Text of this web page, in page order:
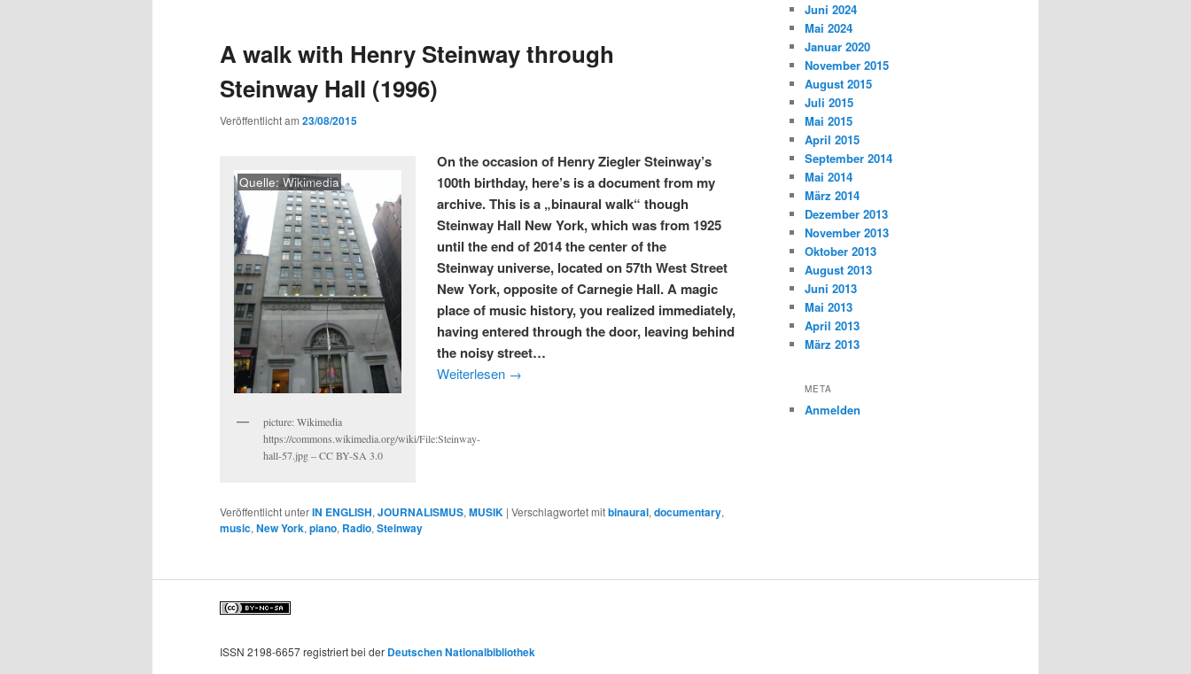
A walk with Henry Steinway through
Steinway Hall (1996)
Veröffentlicht am 23/08/2015
Quelle:Wikimedia
picture: Wikimedia
https://commons.wikimedia.org/wiki/File:Steinway-
hall-57.jpg – CC BY-SA 3.0
On the occasion of Henry Ziegler Steinway’s
100th birthday, here’s is a document from my
archive. This is a „binaural walk“ though
Steinway Hall New York, which was from 1925
until the end of 2014 the center of the
Steinway universe, located on 57th West Street
New York, opposite of Carnegie Hall. A magic
place of music history, you realized immediately,
having entered through the door, leaving behind
the noisy street…
Weiterlesen →
Veröffentlicht unterIN ENGLISH, JOURNALISMUS, MUSIK | Verschlagwortet mitbinaural, documentary,
music, New York, piano, Radio, Steinway
Juni 2024
Mai 2024
Januar 2020
November 2015
August 2015
Juli 2015
Mai 2015
April 2015
September 2014
Mai 2014
März 2014
Dezember 2013
November 2013
Oktober 2013
August 2013
Juni 2013
Mai 2013
April 2013
März 2013
META
Anmelden
ISSN 2198-6657 registriert bei der Deutschen Nationalbibliothek